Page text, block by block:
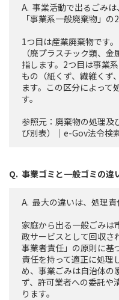
事業活動で出るごみ
「事業系一般廃棄物」の
1つ目は産業廃棄物です
（廃プラスチック類、
指します。2つ目は事業
もの（紙くず、繊維くず
ます。この区分によって
す。
参照元： 廃棄物の処理及
び別表）｜e-Gov法令検
事業ゴミと一般ゴミの違
最大の違いは、処理責
家庭から出る一般ごみは
政サービスとして回収さ
事業者責任」の原則に基
責任を持って適正に処理
め、事業ごみは自治体の
ず、許可業者への委託や
ります。